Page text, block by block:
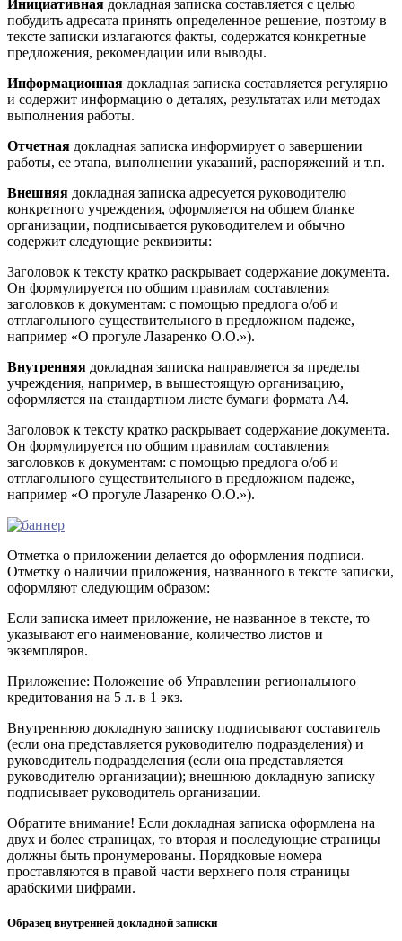
Инициативная докладная записка составляется с целью
побудить адресата принять определенное решение, поэтому в
тексте записки излагаются факты, содержатся конкретные
предложения, рекомендации или выводы.
Информационная докладная записка составляется регулярно
и содержит информацию о деталях, результатах или методах
выполнения работы.
Отчетная докладная записка информирует о завершении
работы, ее этапа, выполнении указаний, распоряжений и т.п.
Внешняя докладная записка адресуется руководителю
конкретного учреждения, оформляется на общем бланке
организации, подписывается руководителем и обычно
содержит следующие реквизиты:
Заголовок к тексту кратко раскрывает содержание документа.
Он формулируется по общим правилам составления
заголовков к документам: с помощью предлога о/об и
отглагольного существительного в предложном падеже,
например «О прогуле Лазаренко О.О.»).
Внутренняя докладная записка направляется за пределы
учреждения, например, в вышестоящую организацию,
оформляется на стандартном листе бумаги формата А4.
Заголовок к тексту кратко раскрывает содержание документа.
Он формулируется по общим правилам составления
заголовков к документам: с помощью предлога о/об и
отглагольного существительного в предложном падеже,
например «О прогуле Лазаренко О.О.»).
Отметка о приложении делается до оформления подписи.
Отметку о наличии приложения, названного в тексте записки,
оформляют следующим образом:
Если записка имеет приложение, не названное в тексте, то
указывают его наименование, количество листов и
экземпляров.
Приложение: Положение об Управлении регионального
кредитования на 5 л. в 1 экз.
Внутреннюю докладную записку подписывают составитель
(если она представляется руководителю подразделения) и
руководитель подразделения (если она представляется
руководителю организации); внешнюю докладную записку
подписывает руководитель организации.
Обратите внимание! Если докладная записка оформлена на
двух и более страницах, то вторая и последующие страницы
должны быть пронумерованы. Порядковые номера
проставляются в правой части верхнего поля страницы
арабскими цифрами.
Образец внутренней докладной записки